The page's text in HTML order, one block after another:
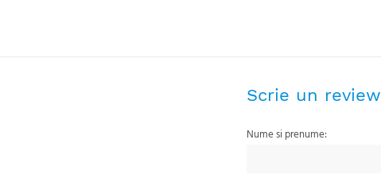
Scrie un review
Nume si prenume: